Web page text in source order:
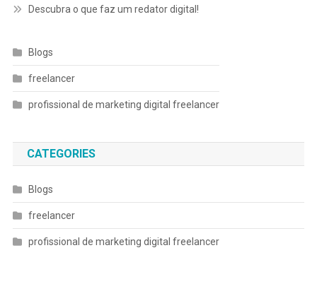
Descubra o que faz um redator digital!
Blogs
freelancer
profissional de marketing digital freelancer
CATEGORIES
Blogs
freelancer
profissional de marketing digital freelancer